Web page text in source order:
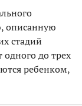
описанную
стадий
до трех
ребенком,